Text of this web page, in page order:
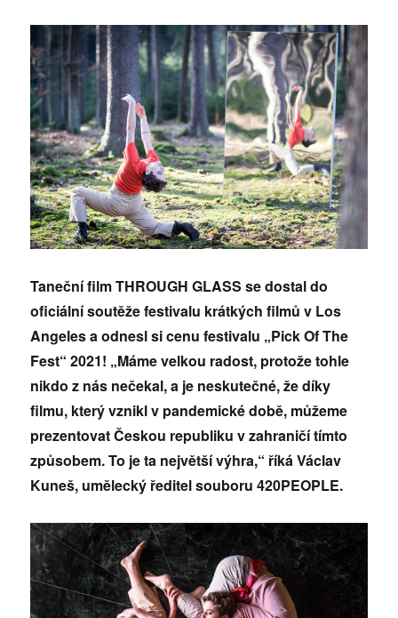
Taneční film THROUGH GLASS se dostal do
oficiální soutěže festivalu krátkých filmů v Los
Angeles a odnesl si cenu festivalu „Pick Of The
Fest“ 2021! „Máme velkou radost, protože tohle
nikdo z nás nečekal, a je neskutečné, že díky
filmu, který vznikl v pandemické době, můžeme
prezentovat Českou republiku v zahraničí tímto
způsobem. To je ta největší výhra,“ říká Václav
Kuneš, umělecký ředitel souboru 420PEOPLE.